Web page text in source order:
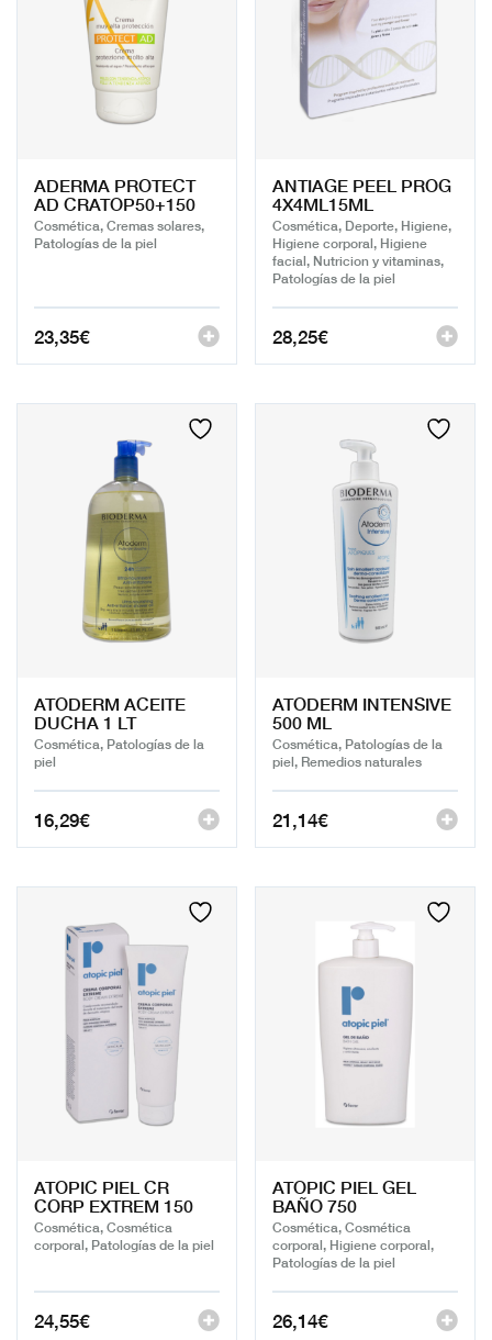
ADERMA PROTECT
AD CRATOP50+150
Cosmética, Cremas solares,
Patologías de la piel
23,35€
ANTIAGE PEEL PROG
4X4ML15ML
Cosmética, Deporte, Higiene,
Higiene corporal, Higiene
facial, Nutricion y vitaminas,
Patologías de la piel
28,25€
ATODERM ACEITE
DUCHA 1 LT
Cosmética, Patologías de la
piel
16,29€
ATODERM INTENSIVE
500 ML
Cosmética, Patologías de la
piel, Remedios naturales
21,14€
ATOPIC PIEL CR
CORP EXTREM 150
Cosmética, Cosmética
corporal, Patologías de la piel
24,55€
ATOPIC PIEL GEL
BAÑO 750
Cosmética, Cosmética
corporal, Higiene corporal,
Patologías de la piel
26,14€